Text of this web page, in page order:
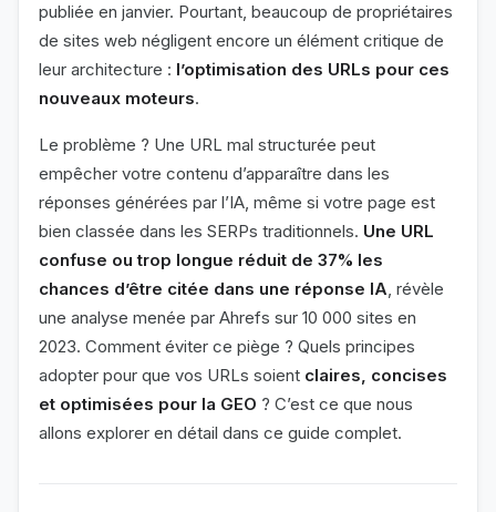
publiée en janvier. Pourtant, beaucoup de propriétaires
de sites web négligent encore un élément critique de
leur architecture : l’optimisation des URLs pour ces
nouveaux moteurs.
Le problème ? Une URL mal structurée peut
empêcher votre contenu d’apparaître dans les
réponses générées par l’IA, même si votre page est
bien classée dans les SERPs traditionnels. Une URL
confuse ou trop longue réduit de 37% les
chances d’être citée dans une réponse IA, révèle
une analyse menée par Ahrefs sur 10 000 sites en
2023. Comment éviter ce piège ? Quels principes
adopter pour que vos URLs soient claires, concises
et optimisées pour la GEO ? C’est ce que nous
allons explorer en détail dans ce guide complet.